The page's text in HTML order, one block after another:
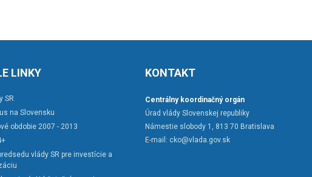
LINKY
SR
na Slovensku
obdobie 2007 - 2013
vlády SR pre investície a
KONTAKT
Centrálny koordinačný orgán
Úrad vlády Slovenskej republiky
Námestie slobody 1, 813 70 Bratislava
E-mail: cko@vlada.gov.sk